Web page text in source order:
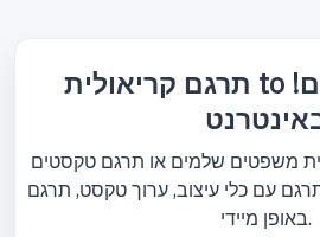
תרגם קריאולית to מלאית בחינם!
משפטים שלמים או תרגם טקסטים
עם כלי עיצוב, ערוך טקסט, תרגם
באופן מיידי.